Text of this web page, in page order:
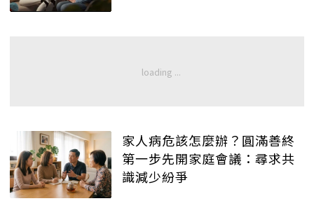
家人病危該怎麼辦？圓滿善終
第一步先開家庭會議：尋求共
識減少紛爭